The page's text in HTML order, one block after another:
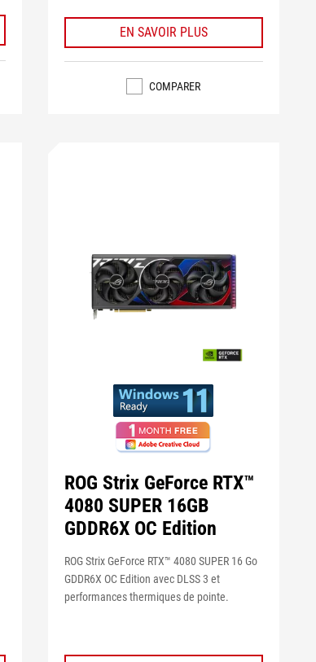
EN SAVOIR PLUS
COMPARER
ROG Strix GeForce RTX™
4080 SUPER 16GB
GDDR6X OC Edition
ROG Strix GeForce RTX™ 4080 SUPER 16 Go
GDDR6X OC Edition avec DLSS 3 et
performances thermiques de pointe.